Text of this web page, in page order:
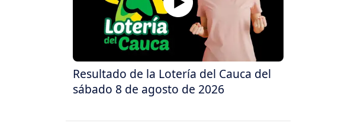
Resultado de la Lotería del Cauca del
sábado 8 de agosto de 2026